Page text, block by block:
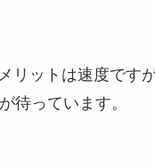
リットは速度です
待っています。